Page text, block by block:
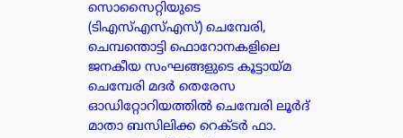
സൊസൈറ്റിയുടെ
(ടിഎസ്എസ്എസ്) ചെമ്പേരി,
ചെമ്പന്തൊട്ടി ഫൊറോനകളിലെ
ജനകീയ സംഘങ്ങളുടെ കൂട്ടായ്മ
ചെമ്പേരി മദർ തെരേസ
ഓഡിറ്റോറിയത്തിൽ ചെമ്പേരി ലൂർദ്
മാതാ ബസിലിക്ക റെക്ടർ ഫാ.